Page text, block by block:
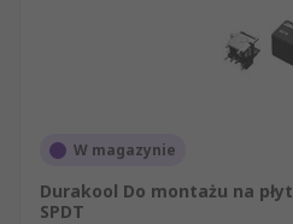
W magazynie
Durakool Do montażu na
SPDT